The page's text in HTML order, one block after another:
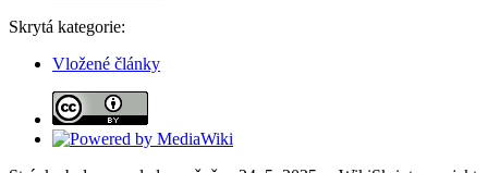
Skrytá kategorie:
Vložené články